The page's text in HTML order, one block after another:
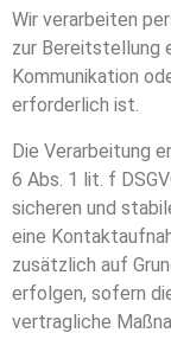
Wir verarbeiten
zur Bereitstellung
Kommunikation
erforderlich ist.
Die Verarbeitung
6 Abs. 1 lit. f
sicheren und
eine
zusätzlich auf
erfolgen, sofern
vertragliche